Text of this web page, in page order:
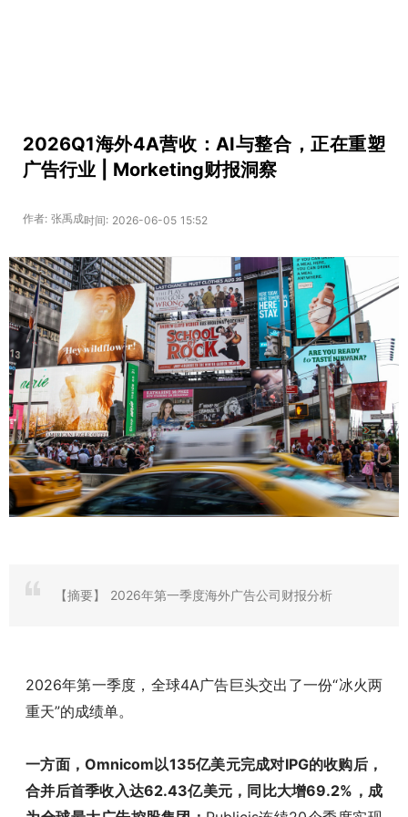
2026Q1海外4A营收：AI与整合，正在重塑
广告行业 | Morketing财报洞察
作者: 张禹成时间: 2026-06-05 15:52
【摘要】 2026年第一季度海外广告公司财报分析
2026年第一季度，全球4A广告巨头交出了一份“冰火两
重天”的成绩单。
一方面，Omnicom以135亿美元完成对IPG的收购后，
合并后首季收入达62.43亿美元，同比大增69.2%，成